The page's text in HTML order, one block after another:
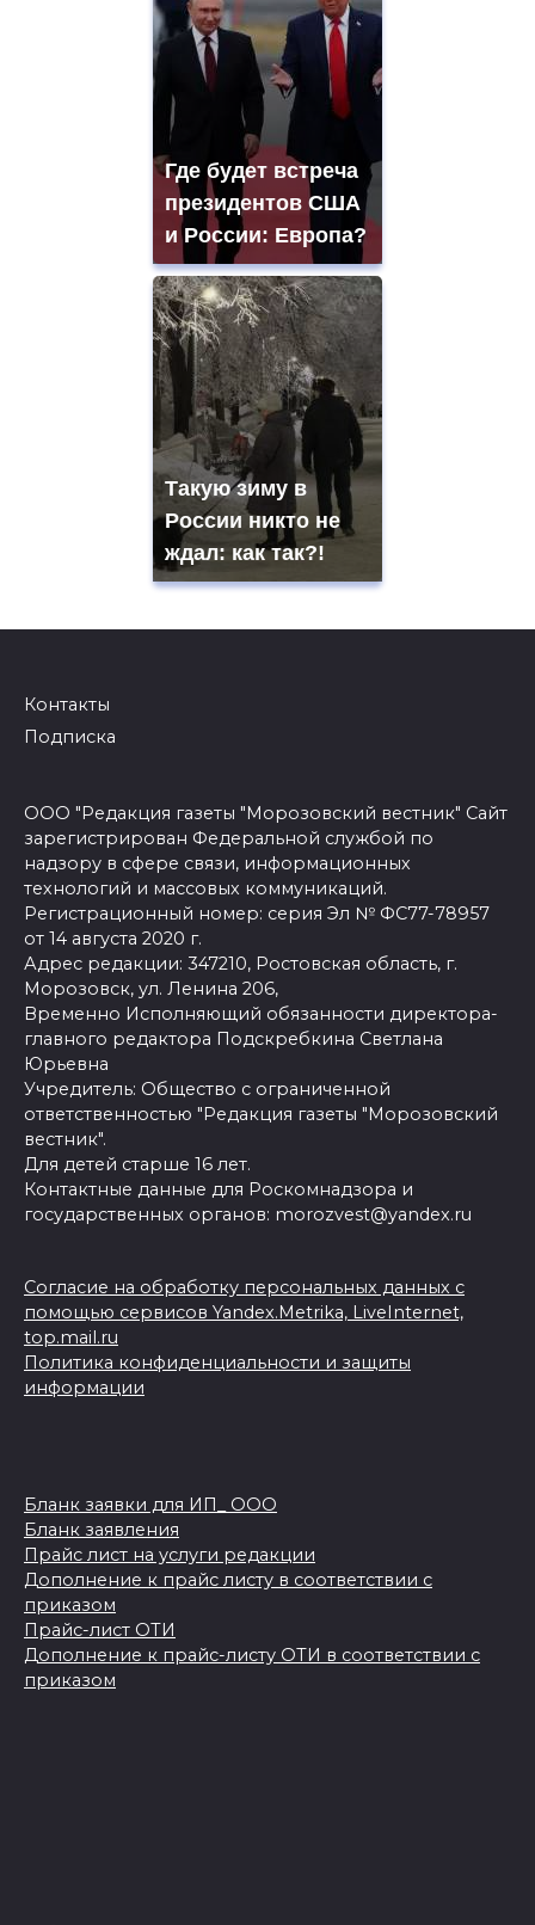
Где будет встреча
президентов США
и России: Европа?
Такую зиму в
России никто не
ждал: как так?!
Контакты
Подписка
ООО "Редакция газеты "Морозовский вестник" Сайт
зарегистрирован Федеральной службой по
надзору в сфере связи, информационных
технологий и массовых коммуникаций.
Регистрационный номер: серия Эл № ФС77-78957
от 14 августа 2020 г.
Адрес редакции: 347210, Ростовская область, г.
Морозовск, ул. Ленина 206,
Временно Исполняющий обязанности директора-
главного редактора Подскребкина Светлана
Юрьевна
Учредитель: Общество с ограниченной
ответственностью "Редакция газеты "Морозовский
вестник".
Для детей старше 16 лет.
Контактные данные для Роскомнадзора и
государственных органов: morozvest@yandex.ru
Согласие на обработку персональных данных с
помощью сервисов Yandex.Metrika, LiveInternet,
top.mail.ru
Политика конфиденциальности и защиты
информации
Бланк заявки для ИП_ ООО
Бланк заявления
Прайс лист на услуги редакции
Дополнение к прайс листу в соответствии с
приказом
Прайс-лист ОТИ
Дополнение к прайс-листу ОТИ в соответствии с
приказом